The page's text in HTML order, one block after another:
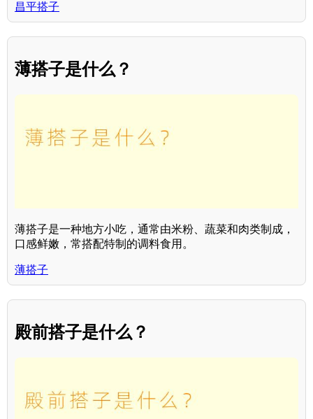
昌平搭子
薄搭子是什么？
薄搭子是一种地方小吃，通常由米粉、蔬菜和肉类制成，
口感鲜嫩，常搭配特制的调料食用。
薄搭子
殿前搭子是什么？